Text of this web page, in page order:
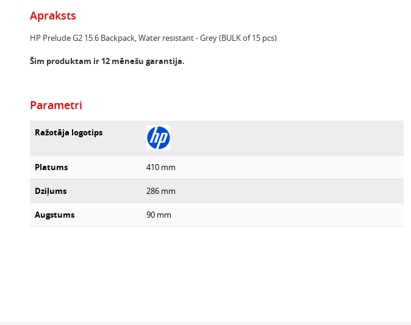
Apraksts
HP Prelude G2 15.6 Backpack, Water resistant - Grey (BULK of 15 pcs)
Šim produktam ir 12 mēnešu garantija.
Parametri
Ražotāja logotips
Platums 410 mm
Dziļums 286 mm
Augstums 90 mm